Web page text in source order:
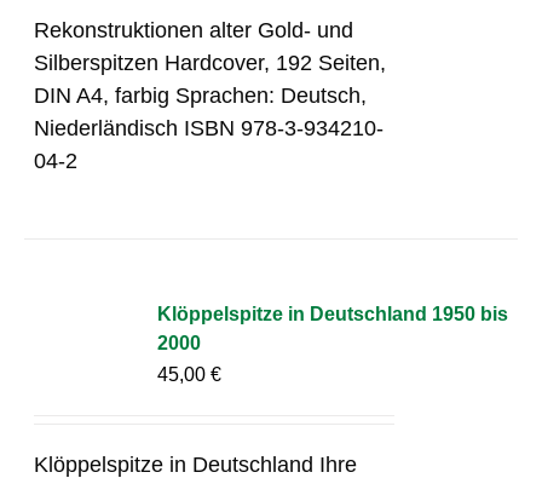
Rekonstruktionen alter Gold- und
Silberspitzen Hardcover, 192 Seiten,
DIN A4, farbig Sprachen: Deutsch,
Niederländisch ISBN 978-3-934210-
04-2
Klöppelspitze in Deutschland 1950 bis
2000
45,00€
Klöppelspitze in Deutschland Ihre